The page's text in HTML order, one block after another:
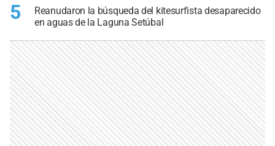
5
Reanudaron la búsqueda del kitesurfista desaparecido
en aguas de la Laguna Setúbal